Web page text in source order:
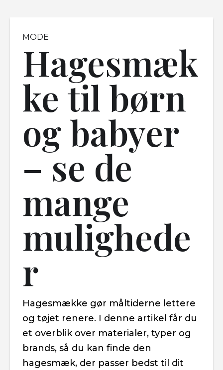
Hagesmæk
ke til børn
og babyer
– se de
mange
mulighede
r
MODE
Hagesmække gør måltiderne lettere
og tøjet renere. I denne artikel får du
et overblik over materialer, typer og
brands, så du kan finde den
hagesmæk, der passer bedst til dit